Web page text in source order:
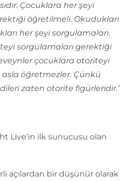
Çocuklara her şeyi
öğretilmeli. Okudukları
her şeyi sorgulamaları.
sorgulamaları gerektiği
çocuklara otoriteyi
asla öğretmezler. Çünkü
zaten otorite figürleridir.’
Live’ın ilk sunucusu olan
açılardan bir düşünür olarak